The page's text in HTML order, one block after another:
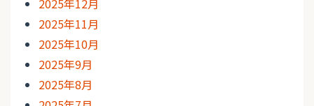
2025年11月
2025年10月
2025年9月
2025年8月